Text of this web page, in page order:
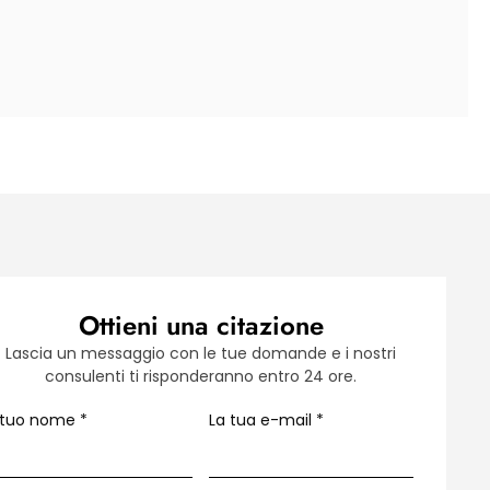
Ottieni una citazione
Lascia un messaggio con le tue domande e i nostri
consulenti ti risponderanno entro 24 ore.
nome * La tua e-mail *